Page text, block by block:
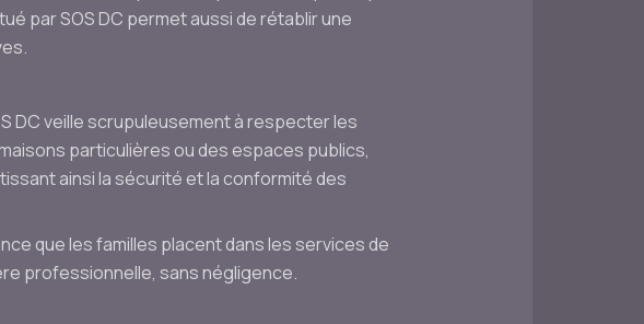
par SOS DC permet aussi de rétablir une
DC veille scrupuleusement à respecter les
particulières ou des espaces publics,
ainsi la sécurité et la conformité des
que les familles placent dans les services de
professionnelle, sans négligence.